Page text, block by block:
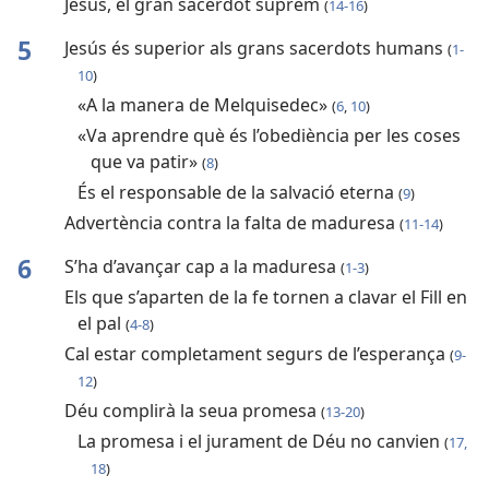
(14-16)
5 Jesús és superior als grans sacerdots humans (1-
10)
«A la manera de Melquisedec» (6, 10)
«Va aprendre què és l’obediència per les coses
que va patir» (8)
És el responsable de la salvació eterna (9)
Advertència contra la falta de maduresa (11-14)
6 S’ha d’avançar cap a la maduresa (1-3)
Els que s’aparten de la fe tornen a clavar el Fill en
el pal (4-8)
Cal estar completament segurs de l’esperança (9-
12)
Déu complirà la seua promesa (13-20)
La promesa i el jurament de Déu no canvien (17,
18)